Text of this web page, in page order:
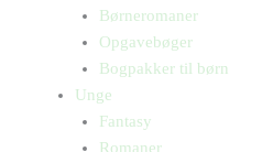
Børneromaner
Opgavebøger
Bogpakker til børn
Unge
Fantasy
Romaner